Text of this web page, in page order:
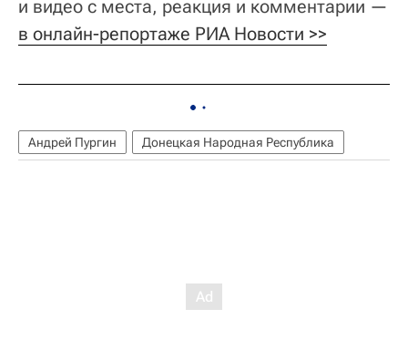
и видео с места, реакция и комментарии —
в онлайн-репортаже РИА Новости >>
Андрей Пургин Донецкая Народная Республика